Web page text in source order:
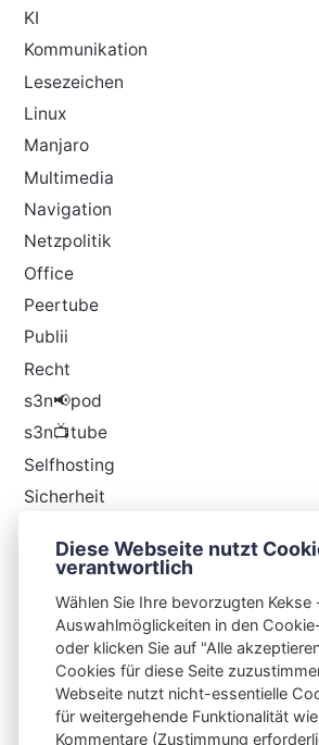
KI
Kommunikation
Lesezeichen
Linux
Manjaro
Multimedia
Navigation
Netzpolitik
Office
Peertube
Publii
Recht
s3n📢pod
s3n📺tube
Selfhosting
Sicherheit
Thunderbird
S3N🧩NET
Integrating Open-Source Blog
Diese Webseite nutzt
verantwortlich
Wählen Sie Ihre bevorzugten Kekse
Auswahlmöglickeiten in den
oder klicken Sie auf "Alle
Cookies für diese Seite
Webseite nutzt nicht-essentielle
für weitergehende Funktionalität
Kommentare (Zustimmung